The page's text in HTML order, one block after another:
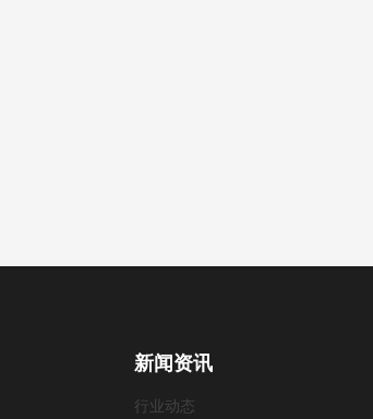
新闻资讯
行业动态